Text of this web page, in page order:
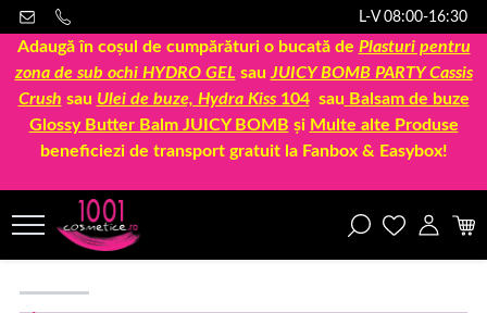
L-V 08:00-16:30
Adaugă în coșul de cumpărături o bucată de Plasturi pentru
zona de sub ochi HYDRO GEL sau JUICY BOMB PARTY Cassis
Crush sau Ulei de buze, Hydra Kiss 104sau Balsam de buze
Glossy Butter Balm JUICY BOMB și Multe alte Produse
beneficiezi de transport gratuit la Fanbox & Easybox!